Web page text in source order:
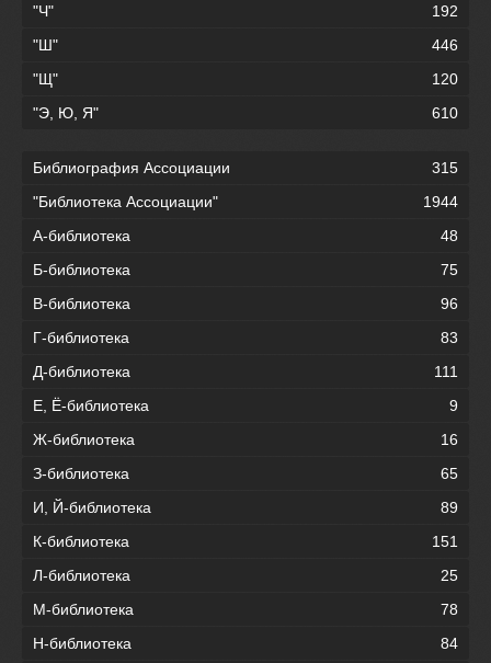
"Ч"
192
"Ш"
446
"Щ"
120
"Э, Ю, Я"
610
Библиография Ассоциации
315
"Библиотека Ассоциации"
1944
А-библиотека
48
Б-библиотека
75
В-библиотека
96
Г-библиотека
83
Д-библиотека
111
Е, Ё-библиотека
9
Ж-библиотека
16
З-библиотека
65
И, Й-библиотека
89
К-библиотека
151
Л-библиотека
25
М-библиотека
78
Н-библиотека
84